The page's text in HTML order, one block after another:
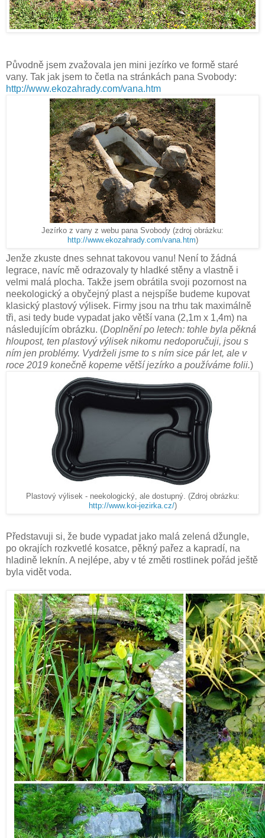
Původně jsem zvažovala jen mini jezírko ve formě staré
vany. Tak jak jsem to četla na stránkách pana Svobody:
http://www.ekozahrady.com/vana.htm
Jezírko z vany z webu pana Svobody (zdroj obrázku:
http://www.ekozahrady.com/vana.htm)
Jenže zkuste dnes sehnat takovou vanu! Není to žádná
legrace, navíc mě odrazovaly ty hladké stěny a vlastně i
velmi malá plocha. Takže jsem obrátila svoji pozornost na
neekologický a obyčejný plast a nejspíše budeme kupovat
klasický plastový výlisek. Firmy jsou na trhu tak maximálně
tři, asi tedy bude vypadat jako větší vana (2,1m x 1,4m) na
následujícím obrázku. (Doplnění po letech: tohle byla pěkná
hloupost, ten plastový výlisek nikomu nedoporučuji, jsou s
ním jen problémy. Vydrželi jsme to s ním sice pár let, ale v
roce 2019 konečně kopeme větší jezírko a používáme folii.)
Plastový výlisek - neekologický, ale dostupný. (Zdroj obrázku:
http://www.koi-jezirka.cz/)
Představuji si, že bude vypadat jako malá zelená džungle,
po okrajích rozkvetlé kosatce, pěkný pařez a kapradí, na
hladině leknín. A nejlépe, aby v té změti rostlinek pořád ještě
byla vidět voda.